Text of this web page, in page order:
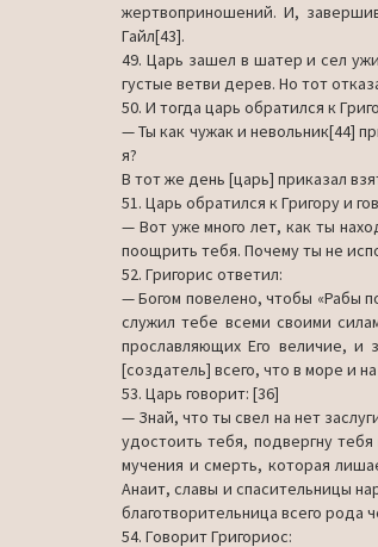
жертвоприношений. И,
Гайл[43].
49. Царь зашел в шатер и сел
густые ветви дерев. Но тот
50. И тогда царь обратился к
— Ты как чужак и невольник[44]
я?
В тот же день [царь] приказал
51. Царь обратился к Григору и
— Вот уже много лет, как ты
поощрить тебя. Почему ты не
52. Григорис ответил:
— Богом повелено, чтобы «Рабы
служил тебе всеми своими
прославляющих Его величие,
[создатель] всего, что в море и
53. Царь говорит: [36]
— Знай, что ты свел на нет
удостоить тебя, подвергну
мучения и смерть, которая
Анаит, славы и спасительницы
благотворительница всего рода
54. Говорит Григориос: